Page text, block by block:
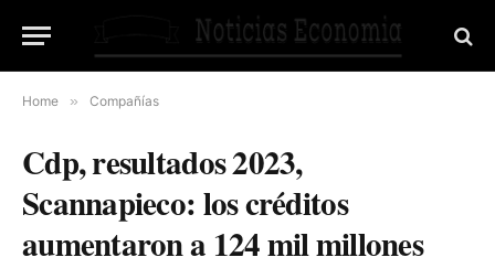
Home » Compañías
Cdp, resultados 2023,
Scannapieco: los créditos
aumentaron a 124 mil millones